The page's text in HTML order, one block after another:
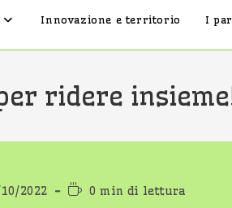
Innovazione e territorio I
ridere
2022
Tempo0 min di lettura